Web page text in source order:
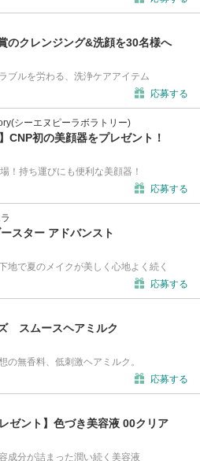
のクレンジング&洗顔を30名様へ
ブルを労わる、洗浄ケアアイテム
応募する
シーエヌピーラボラトリー)
CNP初の美顔器をプレゼント！
！持ち運びにも便利な美顔器！
応募する
スター アドバンスト
地で夏のメイクが美しく心地よく続く
応募する
スムースヘアミルク
の無香料、低刺激ヘアミルク。
応募する
ゼント】色づき美容液 00クリア
成分が詰まった潤い続く美容液